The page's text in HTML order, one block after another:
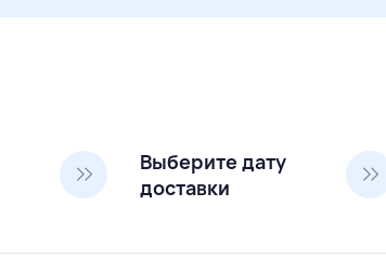
Выберите дату
доставки